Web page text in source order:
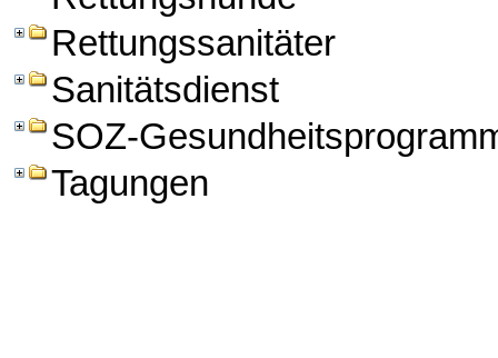
Rettungssanitäter
Sanitätsdienst
SOZ-
Tagungen